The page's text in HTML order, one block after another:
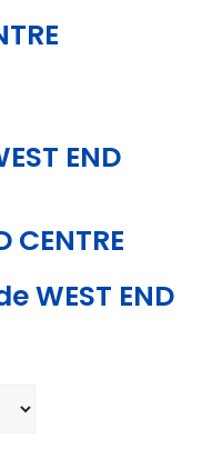
END
CENTRE
WEST END